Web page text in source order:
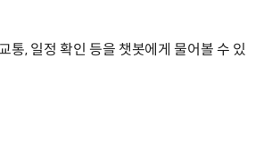
통, 일정 확인 등을 챗봇에게 물어볼 수 있